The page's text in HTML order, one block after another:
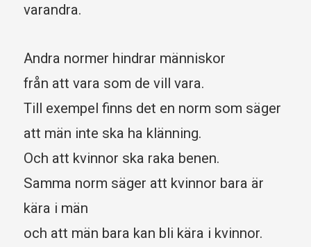
varandra.
Andra normer hindrar människor
från att vara som de vill vara.
Till exempel finns det en norm som säger
att män inte ska ha klänning.
Och att kvinnor ska raka benen.
Samma norm säger att kvinnor bara är
kära i män
och att män bara kan bli kära i kvinnor.